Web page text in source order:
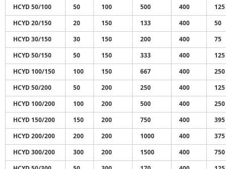
HCYD 50/100
50 100 500 400
125
HCYD 20/150
20 150 133 400
50
HCYD 30/150
30 150 200 400
75
HCYD 50/150
50 150 333 400
125
HCYD 100/150
100 150 667 400
250
HCYD 50/200
50 200 250 400
125
HCYD 100/200
100 200 500 400
250
HCYD 150/200
150 200 750 400
395
HCYD 200/200
200 200 1000 400
375
HCYD 300/200
300 200 1500 400
750